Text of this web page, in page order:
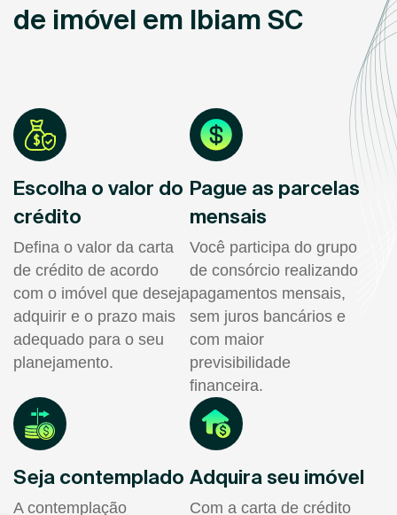
de imóvel em Ibiam SC
Escolha o valor do
crédito
Defina o valor da carta
de crédito de acordo
com o imóvel que deseja
adquirir e o prazo mais
adequado para o seu
planejamento.
Pague as parcelas
mensais
Você participa do grupo
de consórcio realizando
pagamentos mensais,
sem juros bancários e
com maior
previsibilidade
financeira.
Seja contemplado
A contemplação
Adquira seu imóvel
Com a carta de crédito